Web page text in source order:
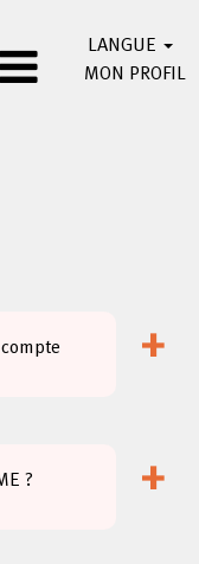
LANGUE
MON PROFIL
+
? +